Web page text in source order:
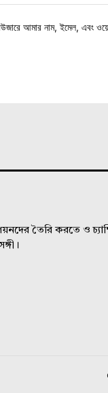
আমার নাম, ইমেল, এবং
তৈরি করতে ও